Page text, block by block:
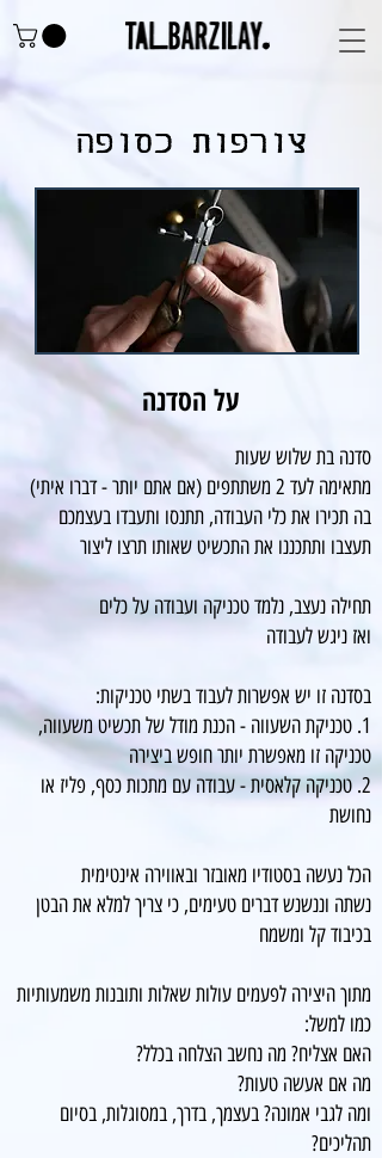
צורפות כסופה
על הסדנה
סדנה בת שלוש שעות
מתאימה לעד 2 משתתפים (אם אתם יותר - דברו איתי)
בה תכירו את כלי העבודה, תתנסו ותעבדו בעצמכם
תעצבו ותתכננו את התכשיט שאותו תרצו ליצור
תחילה נעצב, נלמד טכניקה ועבודה על כלים
ואז ניגש לעבודה
בסדנה זו יש אפשרות לעבוד בשתי טכניקות:
1. טכניקת השעווה - הכנת מודל של תכשיט משעווה,
טכניקה זו מאפשרת יותר חופש ביצירה
2. טכניקה קלאסית - עבודה עם מתכות כסף, פליז או
נחושת
הכל נעשה בסטודיו מאובזר ובאווירה אינטימית
נשתה וננשנש דברים טעימים, כי צריך למלא את הבטן
בכיבוד קל ומשמח
מתוך היצירה לפעמים עולות שאלות ותובנות משמעותיות
כמו למשל:
האם אצליח? מה נחשב הצלחה בכלל?
מה אם אעשה טעות?
ומה לגבי אמונה? בעצמך, בדרך, במסוגלות, בסיום
תהליכים?